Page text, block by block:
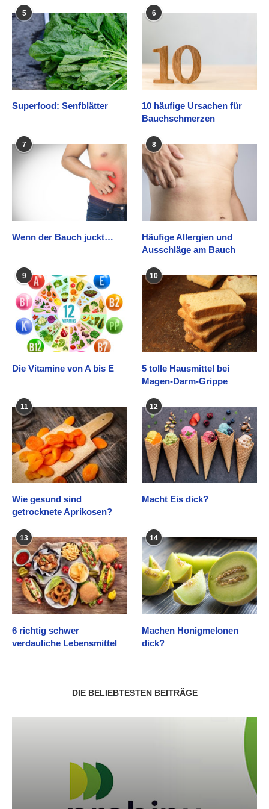
5
Superfood: Senfblätter
6
10 häufige Ursachen für
Bauchschmerzen
7
Wenn der Bauch juckt…
8
Häufige Allergien und
Ausschläge am Bauch
9
Die Vitamine von A bis E
10
5 tolle Hausmittel bei
Magen-Darm-Grippe
11
Wie gesund sind
getrocknete Aprikosen?
12
Macht Eis dick?
13
6 richtig schwer
verdauliche Lebensmittel
14
Machen Honigmelonen
dick?
DIE BELIEBTESTEN BEITRÄGE